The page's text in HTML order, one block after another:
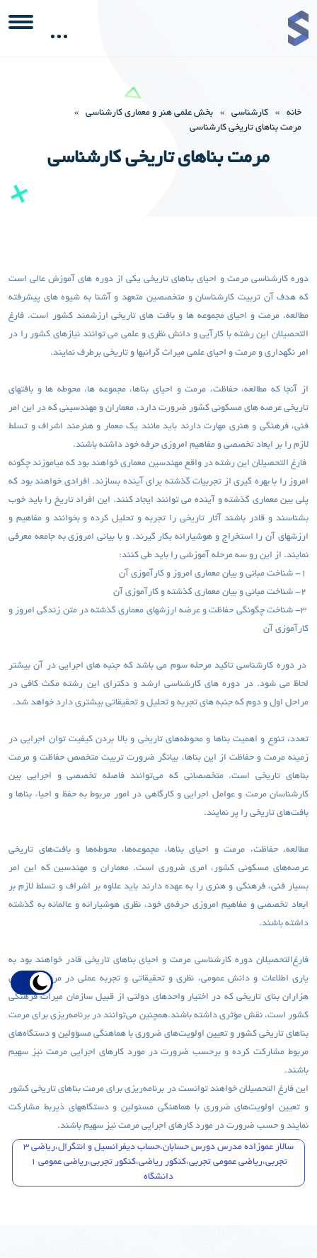
خانه » کارشناسی » بخش علمی هنر و معماری کارشناسی
»
مرمت بناهای تاریخی کارشناسی
مرمت بناهای تاریخی کارشناسی
دوره کارشناسی مرمت و احیای بناهای تاریخی یکی از دوره های آموزش عالی است
که هدف آن تربیت کارشناسان و متخصصین متعهد و آشنا به شیوه های پیشرفته
مطالعه، مرمت و احیای مجموعه ها و بافت های تاریخی ارزشمند کشور است. فارغ
التحصیلان این رشته با کارآیی و دانش نظری و علمی می توانند نیازهای کشور را در
امر نگهداری و مرمت و احیای علمی میراث گرانبها و تاریخی برطرف نمایند.
از آنجا که مطالعه، حفاظت، مرمت و احیای بناها، مجموعه ها، محوطه ها و بافتهای
تاریخی عرصه های مسکونی کشور ضرورت دارد، معماران و مهندسینی که در این امر
فنی، فرهنگی و هنری مهارت دارند باید مانند یک معمار و هنرمند اشراف و تسلط
لازم را بر ابعاد تخصصی و مفاهیم امروزی حرفه خود داشته باشند.
فارغ التحصیلان این رشته در واقع مهندسین معماری خواهند بود که میاموزند چگونه
امروز را با بهره گیری از تجربیات گذشته برای آینده بسازند. افرادی خواهند بود که
پلی بین معماری گذشته و آینده می توانند ایجاد کنند. این افراد تاریخ را باید خوب
بشناسند و قادر باشند آثار تاریخی را تجربه و تحلیل کرده و بخوانند و مفاهیم و
ارزشهای آن را استخراج و هوشیارانه بکار گیرند. و با بیانی امروزی به جامعه معرفی
نمایند. از این رو سه مرحله آموزشی را باید طی کنند:
3- شناخت چگونگی حفاظت و عرضه ارزشهای معماری گذشته در متن زندگی امروز و
کارآموزی آن
در دوره کارشناسی تاکید مرحله سوم می باشد که جنبه های اجرایی در آن بیشتر
لحاظ می شود. در دوره های کارشناسی ارشد و دکترای این رشته مکث کافی در
مراحل اول و دوم که جنبه های تجربه و تحلیل و تحقیقاتی بیشتری دارد خواهد شد.
تعدد، تنوع و اهمیت بناها و محوطه‌های تاریخی و بالا بردن کیفیت توان اجرایی در
زمینه مرمت و حفاظت از این بناها، بیانگر ضرورت تربیت متخصص حفاظت و مرمت
بناهای تاریخی است. متخصصانی که می‌توانند فاصله تخصصی و اجرایی بین
کارشناسان مرمت و عوامل اجرایی و کارگاهی در امور مربوط به حفظ و احیاء بناها و
بافت‌های تاریخی را پر نمایند.
مطالعه، حفاظت، مرمت و احیای بناها، مجموعه‌ها، محوطه‌ها و بافت‌های تاریخی
عرصه‌های مسکونی کشور، امری ضروری است. معماران و مهندسین که این امر
بسیار فنی، فرهنگی و هنری را به عهده دارند باید علاوه بر اشراف و تسلط لازم بر
ابعاد تخصصی و مفاهیم امروزی حرفه‌ی خود، نظری هوشیارانه و عالمانه‌ به گذشته
داشته باشند.
فارغ‌التحصیلان دوره کارشناسی مرمت و احیای بناهای تاریخی قادر خواهند بود به
یاری اطلاعات و دانش عمومی، نظری و تحقیقاتی و تجربه عملی در مرمت و احیای
هزاران بنای تاریخی که در اختیار واحدهای دولتی از قبیل سازمان میراث فرهنگی
کشور است، نقش مؤثری داشته باشند.همچنین می‌توانند در برنامه‌ریزی برای مرمت
بناهای تاریخی کشور و تعیین اولویت‌های ضروری با هماهنگی مسؤولین و دستگاه‌های
مربوط مشارکت کرده و برحسب ضرورت در مورد کارهای اجرایی مرمت نیز سهیم
باشند.
این فارغ التحصیلان خواهند توانست در برنامه‌ریزی برای مرمت بناهای تاریخی کشور
و تعیین اولویت‌های ضروری با هماهنگی مسئولین و دستگاههای ذیربط مشارکت
نمایند و حسب ضرورت در مورد کارهای اجرایی مرمت نیز سهیم باشند.
سالار عموزاده مدرس دورس حسابان،حساب دیفرانسیل و انتگرال،ریاضی 3
تجربی،ریاضی عمومی تجربی،کنکور ریاضی،کنکور تجربی،ریاضی عمومی 1
دانشگاه